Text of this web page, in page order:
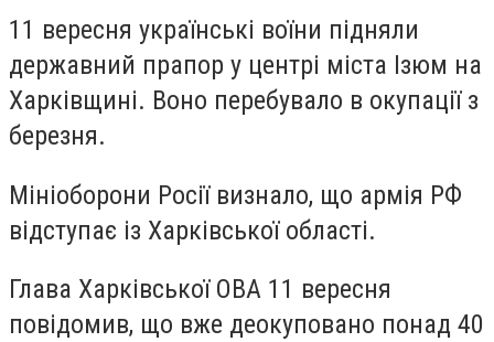
11 вересня українські воїни підняли
державний прапор у центрі міста Ізюм на
Харківщині. Воно перебувало в окупації з
березня.
Мініоборони Росії визнало, що армія РФ
відступає із Харківської області.
Глава Харківської ОВА 11 вересня
повідомив, що вже деокуповано понад 40